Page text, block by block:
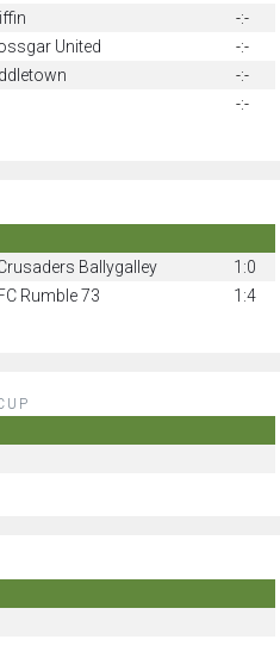
-:-
United
-:-
-:-
-:-
Ballygalley
1:0
Rumble 73 1:4